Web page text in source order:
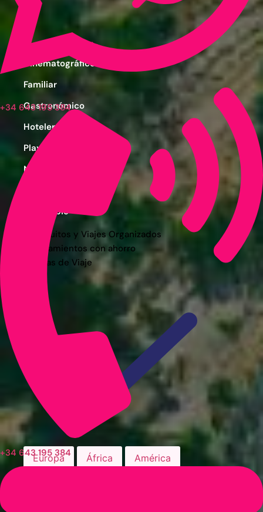
Ver post de Asia
Cinematográfico
Familiar
Gastronómico
Hotelero
Playas
Naturaleza
Sostenible
Circuitos y Viajes Organizados
Alojamientos con ahorro
Guías de Viaje
Europa África América
+34 643 195 384
+34 643 195 384